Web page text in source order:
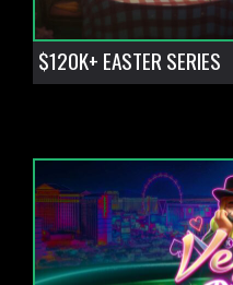
$120K+ EASTER SERIES